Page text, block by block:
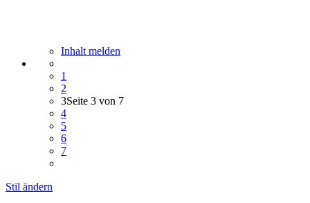
Inhalt melden
1
2
3Seite 3 von 7
4
5
6
7
Stil ändern